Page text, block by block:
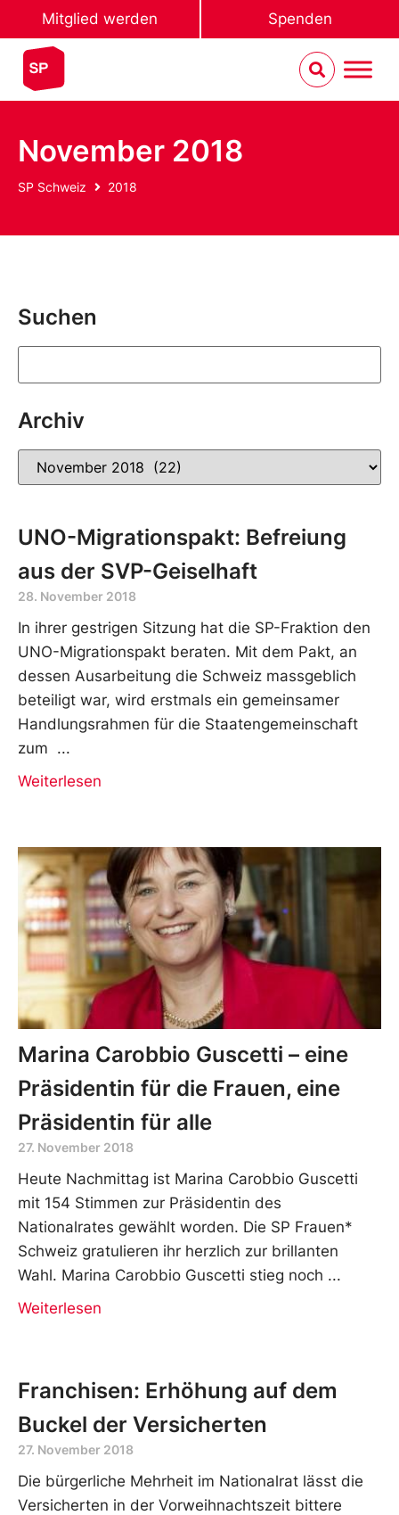
Mitglied werden Spenden
November 2018
SP Schweiz 2018
Suchen
Archiv
UNO-Migrationspakt: Befreiung
aus der SVP-Geiselhaft
28. November 2018
In ihrer gestrigen Sitzung hat die SP-Fraktion den
UNO-Migrationspakt beraten. Mit dem Pakt, an
dessen Ausarbeitung die Schweiz massgeblich
beteiligt war, wird erstmals ein gemeinsamer
Handlungsrahmen für die Staatengemeinschaft
zum
Weiterlesen
Marina Carobbio Guscetti – eine
Präsidentin für die Frauen, eine
Präsidentin für alle
27. November 2018
Heute Nachmittag ist Marina Carobbio Guscetti
mit 154 Stimmen zur Präsidentin des
Nationalrates gewählt worden. Die SP Frauen*
Schweiz gratulieren ihr herzlich zur brillanten
Wahl. Marina Carobbio Guscetti stieg noch
Weiterlesen
Franchisen: Erhöhung auf dem
Buckel der Versicherten
27. November 2018
Die bürgerliche Mehrheit im Nationalrat lässt die
Versicherten in der Vorweihnachtszeit bittere